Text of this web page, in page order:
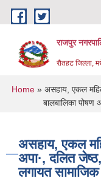
Skip to main content
राजपुर
रौतहट जिल्ला,
You are
Home» असहाय, एकल
बालबालिका पोषण
असहाय, एकल
अपा·, दलित
लगायत सामाजिक